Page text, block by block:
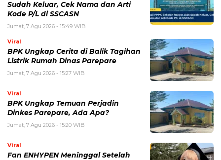
Sudah Keluar, Cek Nama dan Arti
Kode P/L di SSCASN
Jumat, 7 Agu 2026 - 15:49 WIB
Viral
BPK Ungkap Cerita di Balik Tagihan
Listrik Rumah Dinas Parepare
Jumat, 7 Agu 2026 - 15:27 WIB
Viral
BPK Ungkap Temuan Perjadin
Dinkes Parepare, Ada Apa?
Jumat, 7 Agu 2026 - 15:20 WIB
Viral
Fan ENHYPEN Meninggal Setelah